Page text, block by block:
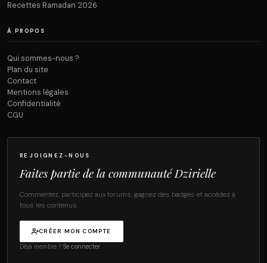
Recettes Ramadan 2026
À PROPOS
Qui sommes-nous ?
Plan du site
Contact
Mentions légales
Confidentialité
CGU
REJOIGNEZ-NOUS
Faites partie de la communauté Dzirielle
Commentez, participez aux forums, gagnez des badges et accédez à
tous les contenus.
CRÉER MON COMPTE
Déjà membre ? Se connecter